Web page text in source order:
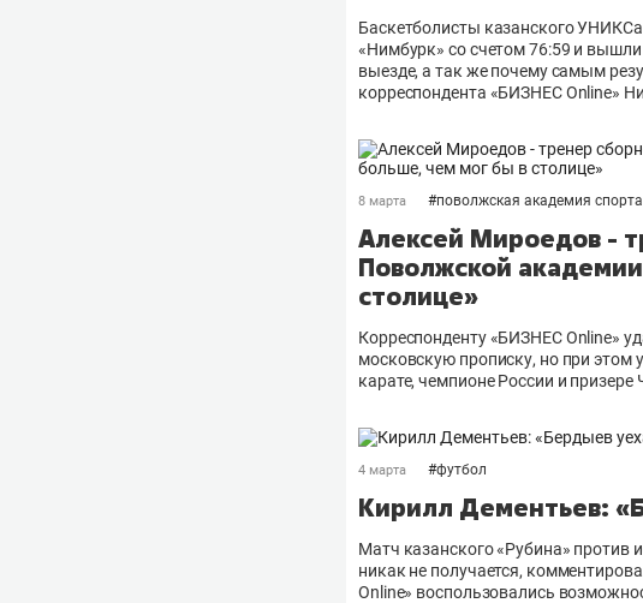
Баскетболисты казанского
«Нимбурк» со счетом 76:59 и вышли
выезде, а так же почему самым
корреспондента «БИЗНЕС Online»
8 марта #поволжская академия спорта
Алексей Мироедов -
Поволжской
столице»
Корреспонденту «БИЗНЕС Online»
московскую прописку, но при этом
карате, чемпионе России и
4 марта #футбол
Кирилл Дементьев:
Матч казанского «Рубина» против
никак не получается,
Online» воспользовались